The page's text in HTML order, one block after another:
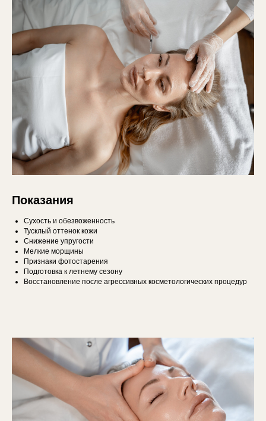
Показания
Сухость и обезвоженность
Тусклый оттенок кожи
Снижение упругости
Мелкие морщины
Признаки фотостарения
Подготовка к летнему сезону
Восстановление после агрессивных косметологических процедур